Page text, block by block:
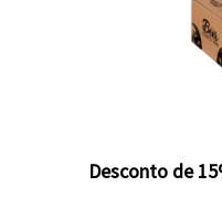
Desconto de